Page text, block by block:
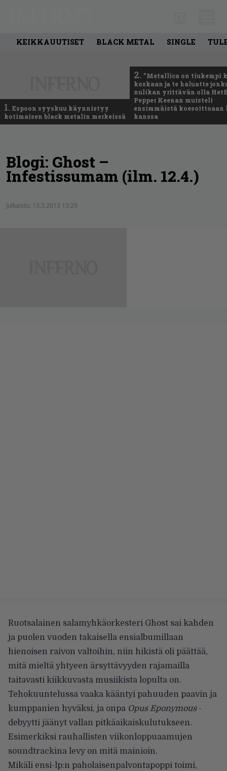
KEIKKAUUTISET BLACK METAL SINGLE
1. Espoon syyskuu käynnistyy
kotimaisen black metalin merkeissä
2. ”Metallica on tiukempi
koskaan ja te haluatte
nulikan yrittävän olla
Pepper Keenan muisteli
ensimmäistä
kanssa
Blogi: Ghost –
Infestissumam (ilm. 12.4.)
Julkaistu: 13.3.2013 13:29
Ruotsalainen salamyhkäorkesteri Ghost sai kahden
ja puolen vuoden takaisella ensialbumillaan
hienoisen raivon valtoihin, niin hikistä oli päättää,
mitä mieltä yhtyeen ärsyttävyyden rajamailla
taitavasti kiikkuvasta musiikista lopulta on.
Tehokuuntelussa vaaka kääntyi pahuuden paavin ja
kumppanien hyväksi, ja onpa Opus Eponymous-
debyytti jäänyt vallan pitkäaikaiskulutukseen.
Esimerkiksi rauhallisten viikonloppuaamujen
soundtrackina levy on mitä mainioin.
Mikäli ensi-lp:n paholaisenpalvontapoppi toimi,